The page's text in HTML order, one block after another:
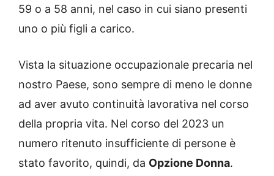
59 o a 58 anni, nel caso in cui siano presenti
uno o più figli a carico.
Vista la situazione occupazionale precaria nel
nostro Paese, sono sempre di meno le donne
ad aver avuto continuità lavorativa nel corso
della propria vita. Nel corso del 2023 un
numero ritenuto insufficiente di persone è
stato favorito, quindi, da Opzione Donna.